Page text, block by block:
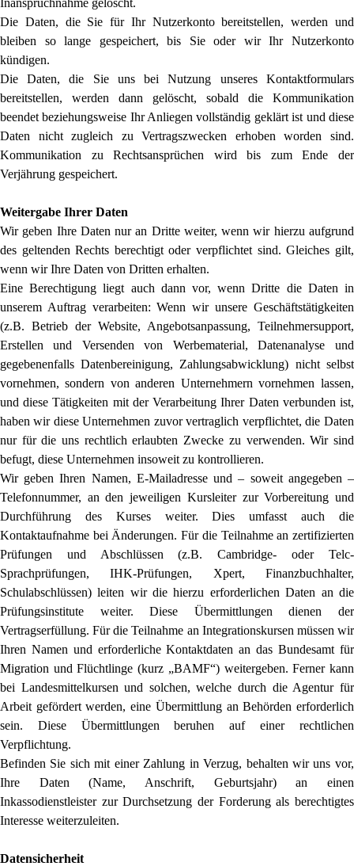
Inanspruchnahme gelöscht.
Die Daten, die Sie für Ihr Nutzerkonto bereitstellen, werden und
bleiben so lange gespeichert, bis Sie oder wir Ihr Nutzerkonto
kündigen.
Die Daten, die Sie uns bei Nutzung unseres Kontaktformulars
bereitstellen, werden dann gelöscht, sobald die Kommunikation
beendet beziehungsweise Ihr Anliegen vollständig geklärt ist und diese
Daten nicht zugleich zu Vertragszwecken erhoben worden sind.
Kommunikation zu Rechtsansprüchen wird bis zum Ende der
Verjährung gespeichert.
Weitergabe Ihrer Daten
Wir geben Ihre Daten nur an Dritte weiter, wenn wir hierzu aufgrund
des geltenden Rechts berechtigt oder verpflichtet sind. Gleiches gilt,
wenn wir Ihre Daten von Dritten erhalten.
Eine Berechtigung liegt auch dann vor, wenn Dritte die Daten in
unserem Auftrag verarbeiten: Wenn wir unsere Geschäftstätigkeiten
(z.B. Betrieb der Website, Angebotsanpassung, Teilnehmersupport,
Erstellen und Versenden von Werbematerial, Datenanalyse und
gegebenenfalls Datenbereinigung, Zahlungsabwicklung) nicht selbst
vornehmen, sondern von anderen Unternehmern vornehmen lassen,
und diese Tätigkeiten mit der Verarbeitung Ihrer Daten verbunden ist,
haben wir diese Unternehmen zuvor vertraglich verpflichtet, die Daten
nur für die uns rechtlich erlaubten Zwecke zu verwenden. Wir sind
befugt, diese Unternehmen insoweit zu kontrollieren.
Wir geben Ihren Namen, E-Mailadresse und – soweit angegeben –
Telefonnummer, an den jeweiligen Kursleiter zur Vorbereitung und
Durchführung des Kurses weiter. Dies umfasst auch die
Kontaktaufnahme bei Änderungen. Für die Teilnahme an zertifizierten
Prüfungen und Abschlüssen (z.B. Cambridge- oder Telc-
Sprachprüfungen, IHK-Prüfungen, Xpert, Finanzbuchhalter,
Schulabschlüssen) leiten wir die hierzu erforderlichen Daten an die
Prüfungsinstitute weiter. Diese Übermittlungen dienen der
Vertragserfüllung. Für die Teilnahme an Integrationskursen müssen wir
Ihren Namen und erforderliche Kontaktdaten an das Bundesamt für
Migration und Flüchtlinge (kurz „BAMF“) weitergeben. Ferner kann
bei Landesmittelkursen und solchen, welche durch die Agentur für
Arbeit gefördert werden, eine Übermittlung an Behörden erforderlich
sein. Diese Übermittlungen beruhen auf einer rechtlichen
Verpflichtung.
Befinden Sie sich mit einer Zahlung in Verzug, behalten wir uns vor,
Ihre Daten (Name, Anschrift, Geburtsjahr) an einen
Inkassodienstleister zur Durchsetzung der Forderung als berechtigtes
Interesse weiterzuleiten.
Datensicherheit